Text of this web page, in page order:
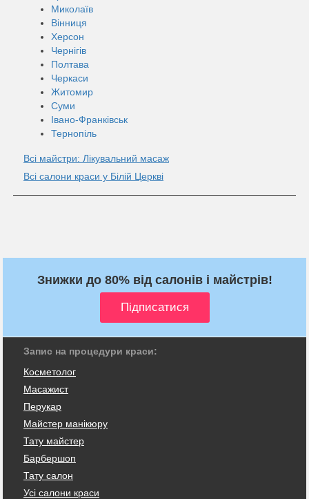
Миколаїв
Вінниця
Херсон
Чернігів
Полтава
Черкаси
Житомир
Суми
Івано-Франківськ
Тернопіль
Всі майстри: Лікувальний масаж
Всі салони краси у Білій Церкві
Знижки до 80% від салонів і майстрів!
Запис на процедури краси:
Косметолог
Масажист
Перукар
Майстер манікюру
Тату майстер
Барбершоп
Тату салон
Усі салони краси